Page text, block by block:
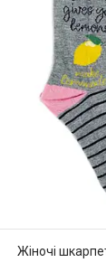
Жіночі